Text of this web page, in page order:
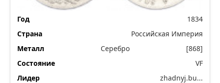
1834
Российская Империя
Серебро
[868]
VF
zhadnyj.bu...